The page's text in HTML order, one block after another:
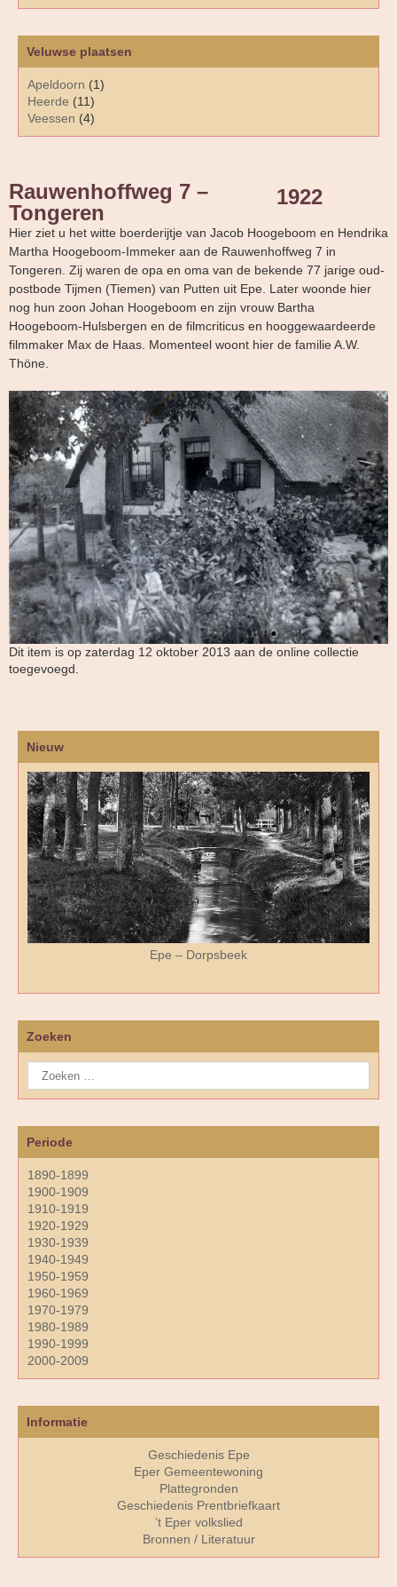
Veluwse plaatsen
Apeldoorn (1)
Heerde (11)
Veessen (4)
Rauwenhoffweg 7 –
Tongeren
1922
Hier ziet u het witte boerderijtje van Jacob Hoogeboom en Hendrika
Martha Hoogeboom-Immeker aan de Rauwenhoffweg 7 in
Tongeren. Zij waren de opa en oma van de bekende 77 jarige oud-
postbode Tijmen (Tiemen) van Putten uit Epe. Later woonde hier
nog hun zoon Johan Hoogeboom en zijn vrouw Bartha
Hoogeboom-Hulsbergen en de filmcriticus en hooggewaardeerde
filmmaker Max de Haas. Momenteel woont hier de familie A.W.
Thöne.
Dit item is op zaterdag 12 oktober 2013 aan de online collectie
toegevoegd.
Nieuw
Epe – Dorpsbeek
Zoeken
Periode
1890-1899
1900-1909
1910-1919
1920-1929
1930-1939
1940-1949
1950-1959
1960-1969
1970-1979
1980-1989
1990-1999
2000-2009
Informatie
Geschiedenis Epe
Eper Gemeentewoning
Plattegronden
Geschiedenis Prentbriefkaart
’t Eper volkslied
Bronnen / Literatuur